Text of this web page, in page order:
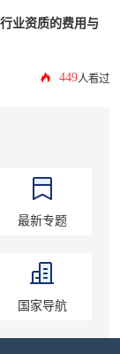
业资质的费用与
449人看过
最新专题
国家导航